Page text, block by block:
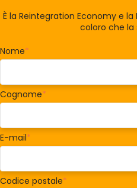
È la Reintegration Economy e
coloro che la
Nome*
Cognome*
E-mail*
Codice postale*